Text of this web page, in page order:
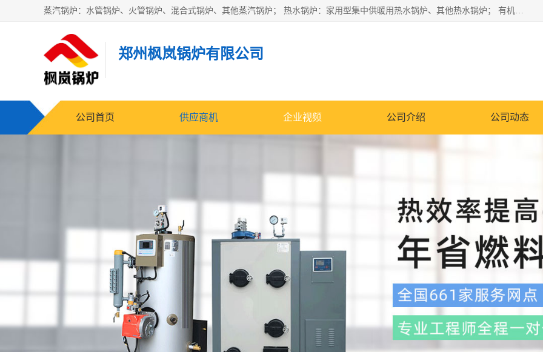
蒸汽锅炉：水管锅炉、火管锅炉、混合式锅炉、其他蒸汽锅炉； 热水锅炉：家用型集中供暖用热水锅炉、其他热水锅炉； 有机热载体锅炉； 船用蒸汽锅炉； （锅炉用辅助设备及装置）蒸汽冷凝器：表面冷凝器、混合式冷凝器、空冷式冷凝器、其他蒸汽冷凝器； 锅炉用辅助设备：节热器、蒸汽收集器、蓄能器、烟垢清除器、气体回收器、泥渣刮除器、空气预热器、其他锅炉用辅助设备；
郑州枫岚锅炉有限公司
公司首页 供应商机 企业视频 公司介绍 公司动态